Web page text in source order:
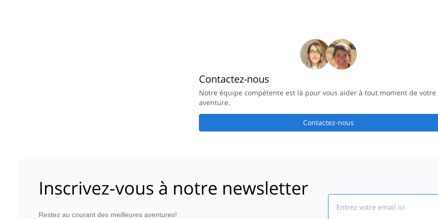
Contactez-nous
Notre équipe compétente est là pour vous aider à tout moment de votre
aventure.
Contactez-nous
Inscrivez-vous à notre newsletter
Restez au courant des meilleures aventures!